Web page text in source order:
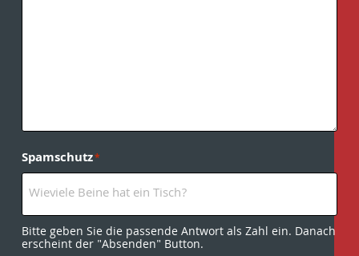
Spamschutz*
Bitte geben Sie die passende Antwort als Zahl ein. Danach
erscheint der "Absenden" Button.